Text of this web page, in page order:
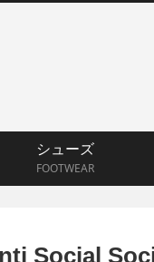
シューズ
FOOTWEAR
Social